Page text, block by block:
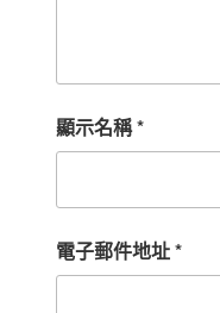
顯示名稱*
電子郵件地址*